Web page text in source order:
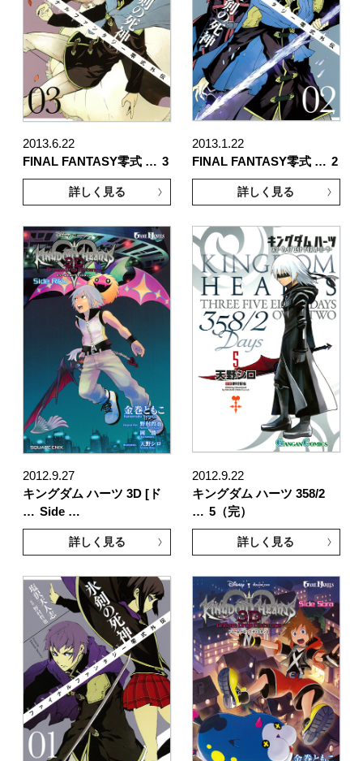
2013.6.22
FINAL FANTASY零式 … 3
詳しく見る
2013.1.22
FINAL FANTASY零式 … 2
詳しく見る
2012.9.27
キングダム ハーツ 3D [ド
… Side …
詳しく見る
2012.9.22
キングダム ハーツ 358/2
… 5（完）
詳しく見る